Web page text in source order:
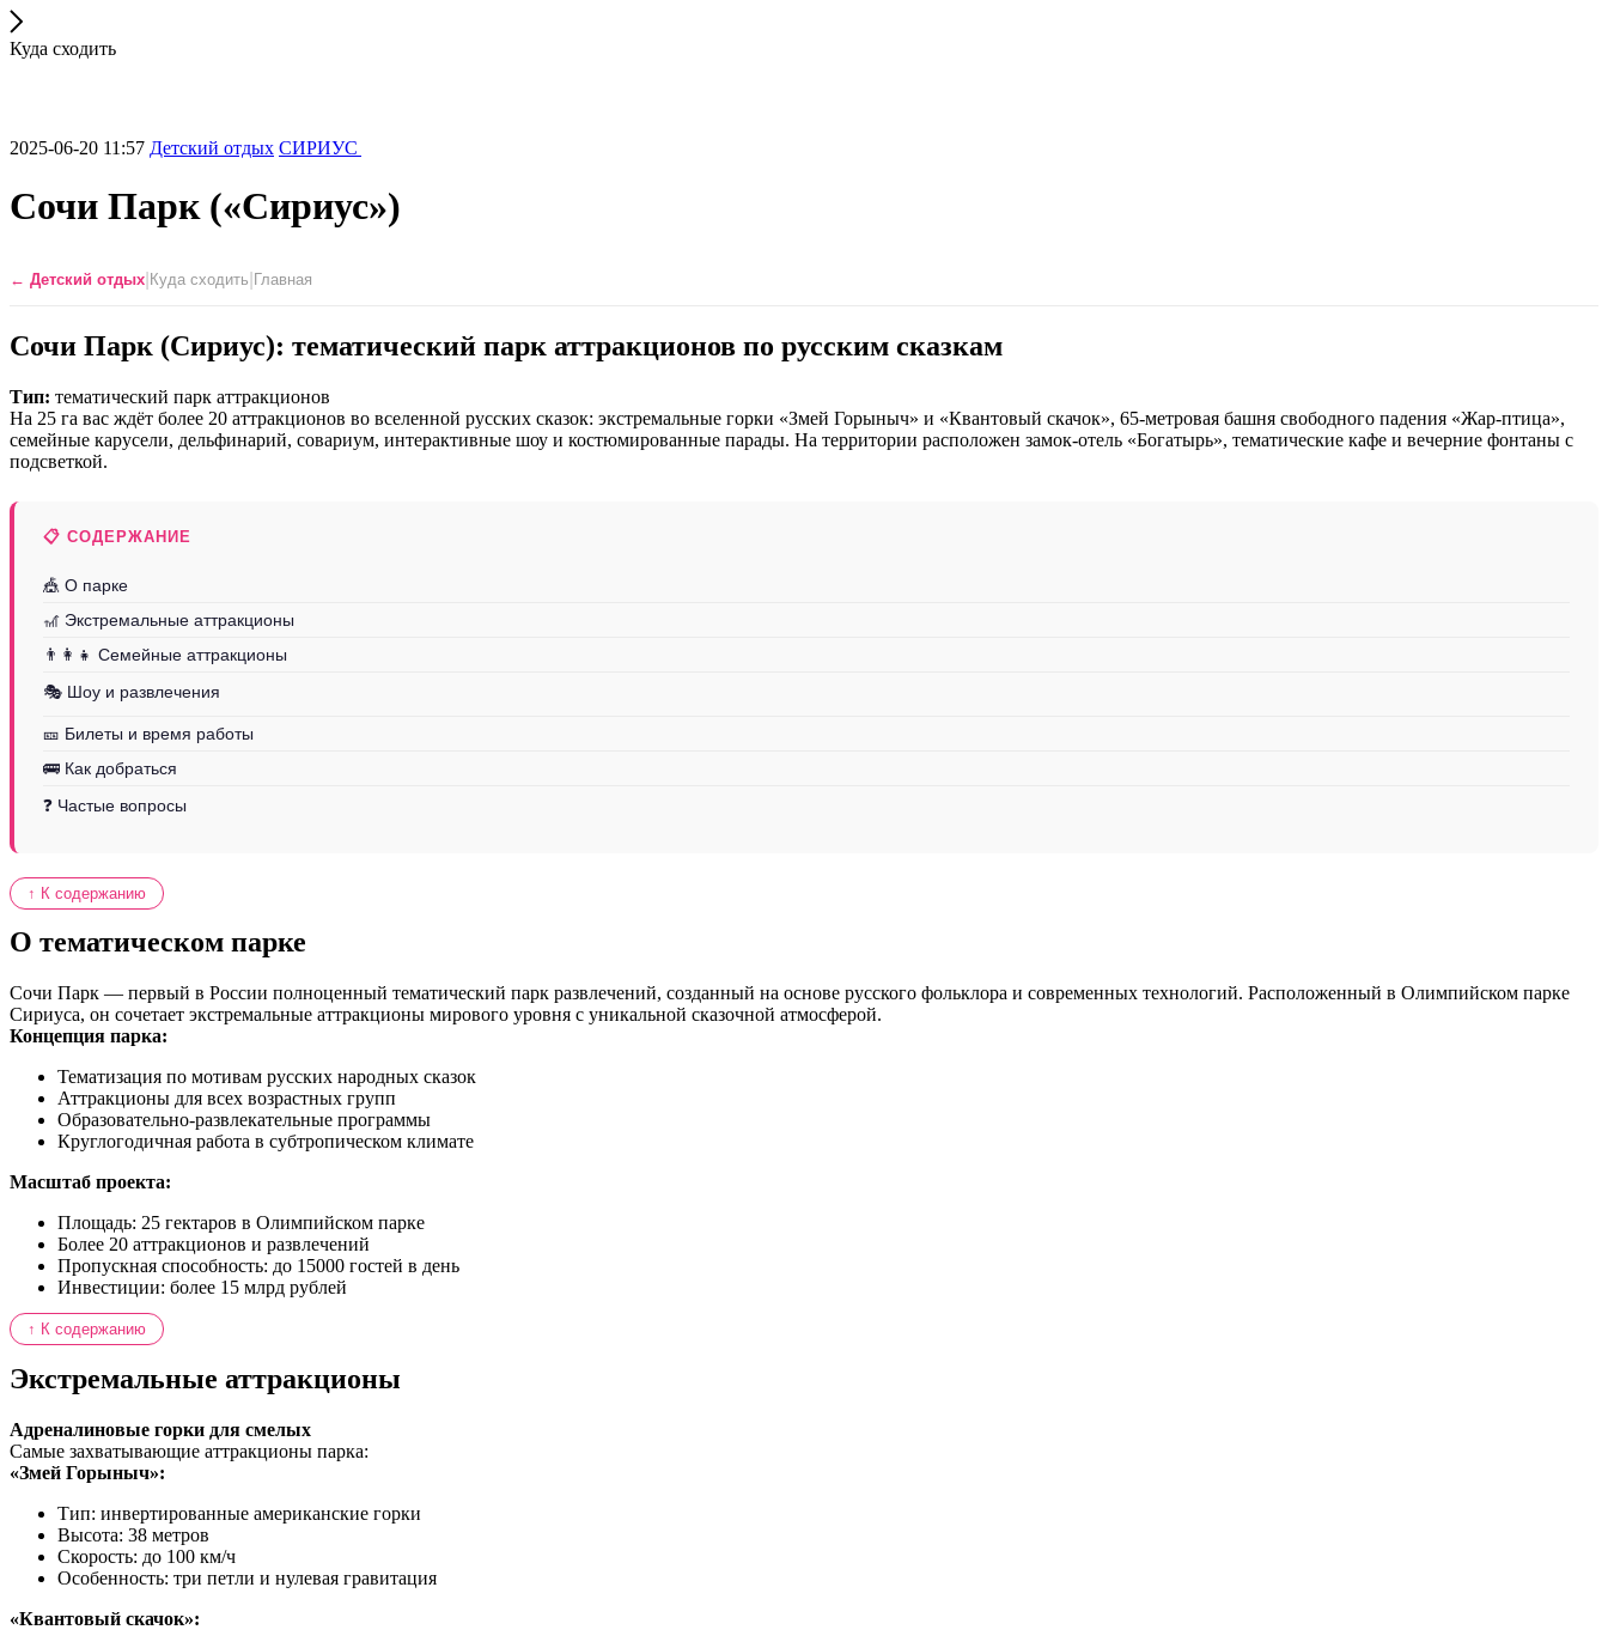
Куда сходить
2025-06-20 11:57 Детский отдых СИРИУС
Сочи Парк («Сириус»)
← Детский отдых Куда сходить Главная
Сочи Парк (Сириус): тематический парк аттракционов по русским сказкам
Тип: тематический парк аттракционов
На 25 га вас ждёт более 20 аттракционов во вселенной русских сказок: экстремальные горки «Змей Горыныч» и «Квантовый скачок», 65-метровая башня свободного падения «Жар-птица»,
семейные карусели, дельфинарий, совариум, интерактивные шоу и костюмированные парады. На территории расположен замок-отель «Богатырь», тематические кафе и вечерние фонтаны с
подсветкой.
📋 СОДЕРЖАНИЕ
🎪 О парке
🎢 Экстремальные аттракционы
👨‍👩‍👧 Семейные аттракционы
🎭 Шоу и развлечения
🎫 Билеты и время работы
🚌 Как добраться
❓ Частые вопросы
↑ К содержанию
О тематическом парке
Сочи Парк — первый в России полноценный тематический парк развлечений, созданный на основе русского фольклора и современных технологий. Расположенный в Олимпийском парке
Сириуса, он сочетает экстремальные аттракционы мирового уровня с уникальной сказочной атмосферой.
Концепция парка:
Тематизация по мотивам русских народных сказок
Аттракционы для всех возрастных групп
Образовательно-развлекательные программы
Круглогодичная работа в субтропическом климате
Масштаб проекта:
Площадь: 25 гектаров в Олимпийском парке
Более 20 аттракционов и развлечений
Пропускная способность: до 15000 гостей в день
Инвестиции: более 15 млрд рублей
↑ К содержанию
Экстремальные аттракционы
Адреналиновые горки для смелых
Самые захватывающие аттракционы парка:
«Змей Горыныч»:
Тип: инвертированные американские горки
Высота: 38 метров
Скорость: до 100 км/ч
Особенность: три петли и нулевая гравитация
«Квантовый скачок»: